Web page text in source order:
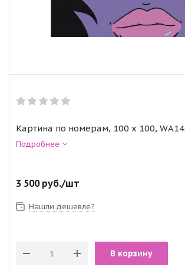
Картина по номерам, 100 x 100, WA14
Подробнее
3 500руб./шт
Нашли дешевле?
В корзину